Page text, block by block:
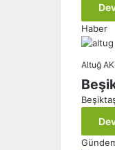
Haber
Altuğ